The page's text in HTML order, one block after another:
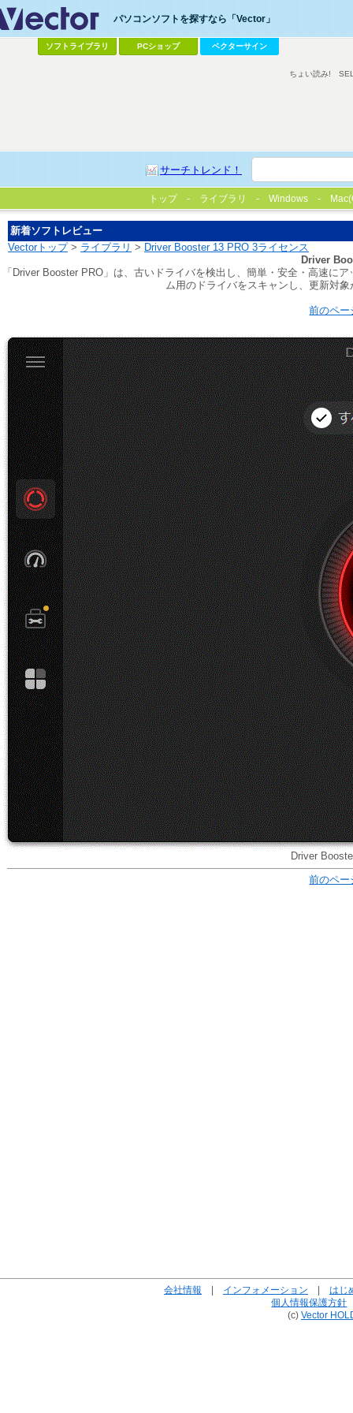
パソコンソフトを探すなら「Vector」
ソフトライブラリ PCショップ ベクターサイン
サーチトレンド！
ちょい読み!
トップ ライブラリ Windows
新着ソフトレビュー
Vectorトップ> ライブラリ > Driver Booster 13 PRO 3ライセンス
Driver
「Driver Booster PRO」は、古いドライバを検出し、簡単・安全・高速に
ム用のドライバをスキャンし、更新対
前のペー
Driver
前のペー
会社情報 | インフォメーション | はじ
個人情報保護方針
(c) Vector